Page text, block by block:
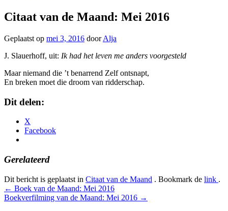
Citaat van de Maand: Mei 2016
Geplaatst op mei 3, 2016 doorAlja
J. Slauerhoff, uit: Ik had het leven me anders voorgesteld
Maar niemand die ’t benarrend Zelf ontsnapt,
En breken moet die droom van ridderschap.
Dit delen:
X
Facebook
Gerelateerd
Dit bericht is geplaatst in Citaat van de Maand . Bookmark de link .
Bericht
navigatie
← Boek van de Maand: Mei 2016
Boekverfilming van de Maand: Mei 2016 →